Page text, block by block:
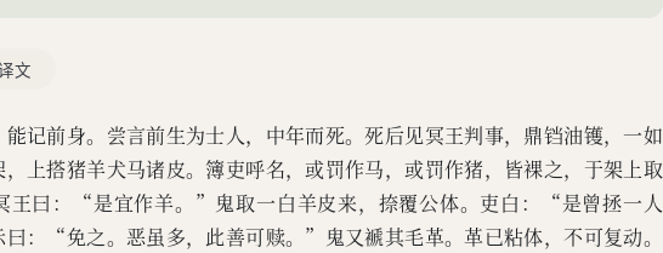
文
记前身。尝言前生为士人，中年而死。死后见冥王判事，鼎铛油镬，一如
上搭猪羊犬马诸皮。簿吏呼名，或罚作马，或罚作猪，皆裸之，于架上取
王曰：“是宜作羊。”鬼取一白羊皮来，捺覆公体。吏白：“是曾拯一人
：“免之。恶虽多，此善可赎。”鬼又褫其毛革。革已粘体，不可复动。